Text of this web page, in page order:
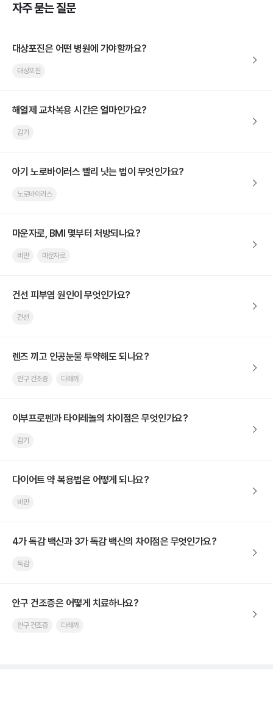
자주 묻는 질문
대상포진은 어떤 병원에 가야할까요?
대상포진
해열제 교차복용 시간은 얼마인가요?
감기
아기 노로바이러스 빨리 낫는 법이 무엇인가요?
노로바이러스
마운자로, BMI 몇부터 처방되나요?
비만 마운자로
건선 피부염 원인이 무엇인가요?
건선
렌즈 끼고 인공눈물 투약해도 되나요?
안구 건조증 다래끼
이부프로펜과 타이레놀의 차이점은 무엇인가요?
감기
다이어트 약 복용법은 어떻게 되나요?
비만
4가 독감 백신과 3가 독감 백신의 차이점은 무엇인가요?
독감
안구 건조증은 어떻게 치료하나요?
안구 건조증 다래끼